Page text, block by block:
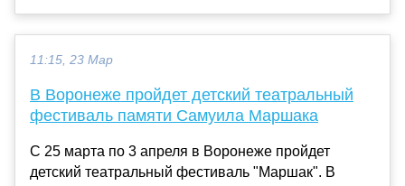
11:15, 23 Мар
В Воронеже пройдет детский театральный
фестиваль памяти Самуила Маршака
С 25 марта по 3 апреля в Воронеже пройдет
детский театральный фестиваль "Маршак". В